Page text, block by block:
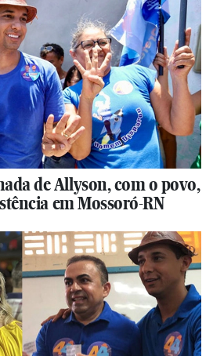
de Allyson, com o povo,
em Mossoró-RN